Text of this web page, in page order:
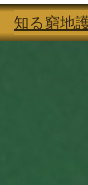
知る窮地